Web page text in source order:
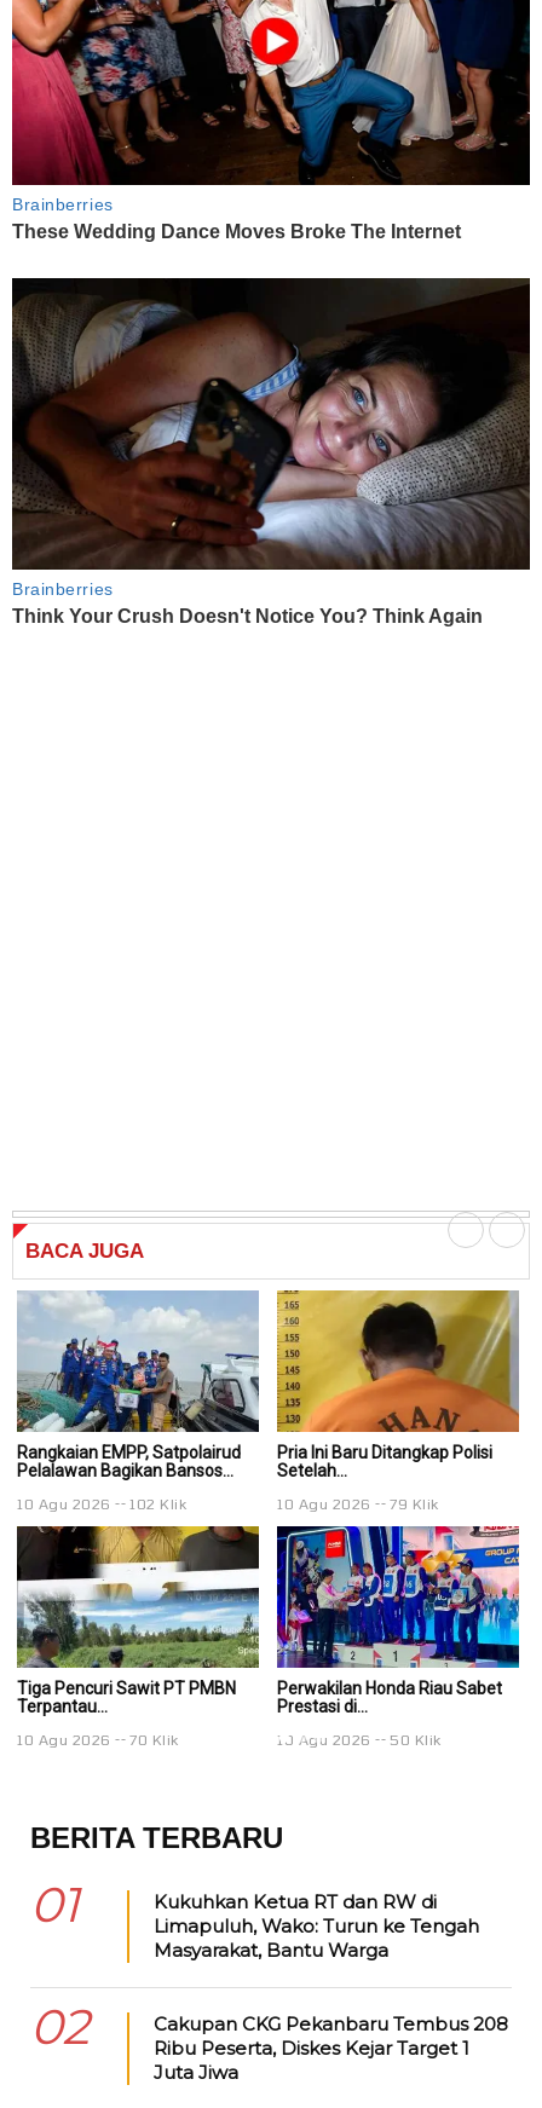
BACA JUGA
Rangkaian EMPP, Satpolairud
Pelalawan Bagikan Bansos...
10 Agu 2026 102 Klik
Pria Ini Baru Ditangkap Polisi
Setelah...
10 Agu 2026 79 Klik
Tiga Pencuri Sawit PT PMBN
Terpantau...
10 Agu 2026 70 Klik
Perwakilan Honda Riau Sabet
Prestasi di...
10 Agu 2026 50 Klik
BERITA TERBARU
01
Kukuhkan Ketua RT dan RW di
Limapuluh, Wako: Turun ke Tengah
Masyarakat, Bantu Warga
02
Cakupan CKG Pekanbaru Tembus 208
Ribu Peserta, Diskes Kejar Target 1
Juta Jiwa